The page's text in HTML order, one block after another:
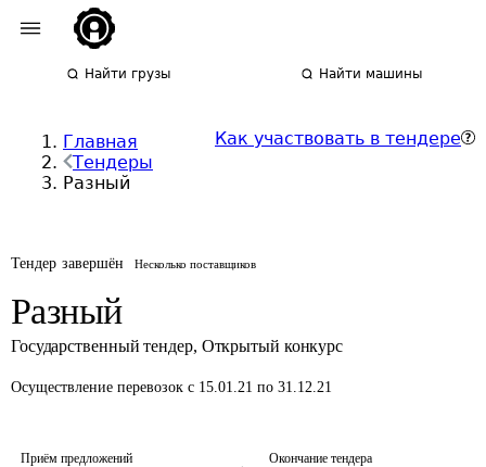
Найти грузы Найти машины
Главная
Тендеры
Разный
Как участвовать в тендере
Тендер завершён Несколько поставщиков
Разный
Государственный тендер, Открытый конкурс
Осуществление перевозок с 15.01.21 по 31.12.21
Приём предложений
Окончание тендера